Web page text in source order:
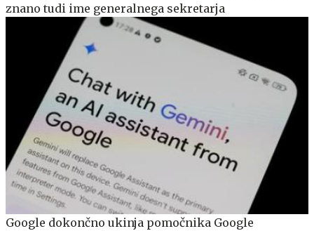
znano tudi ime generalnega sekretarja
Google dokončno ukinja pomočnika Google